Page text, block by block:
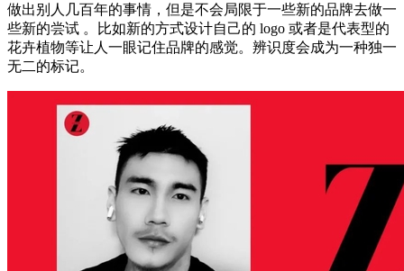
做出别人几百年的事情，但是不会局限于一些新的品牌去做一
些新的尝试 。比如新的方式设计自己的 logo 或者是代表型的
花卉植物等让人一眼记住品牌的感觉。辨识度会成为一种独一
无二的标记。